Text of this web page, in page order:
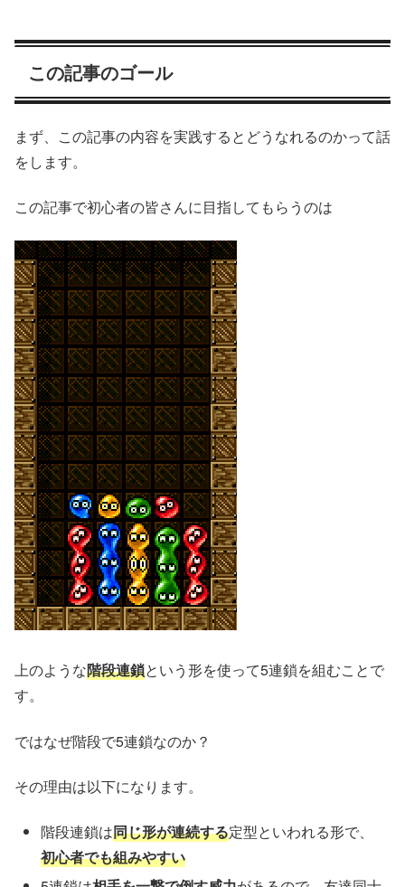
この記事のゴール
まず、この記事の内容を実践するとどうなれるのかって話
をします。
この記事で初心者の皆さんに目指してもらうのは
上のような階段連鎖という形を使って5連鎖を組むことで
す。
ではなぜ階段で5連鎖なのか？
その理由は以下になります。
階段連鎖は同じ形が連続する定型といわれる形で、
初心者でも組みやすい